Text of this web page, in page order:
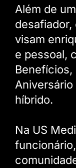
Além de
visam
e pessoal,
híbrido.
Na US